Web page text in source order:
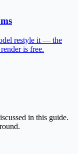
restyle it — the
is free.
in this guide.